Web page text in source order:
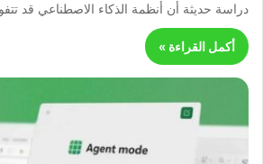
دراسة حديثة أن أنظمة الذكاء الاصطناعي قد
أكمل القراءة »